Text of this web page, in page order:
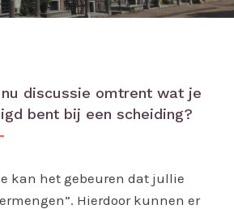
discussie omtrent wat je
bent bij een scheiding?
kan het gebeuren dat jullie
Hierdoor kunnen er